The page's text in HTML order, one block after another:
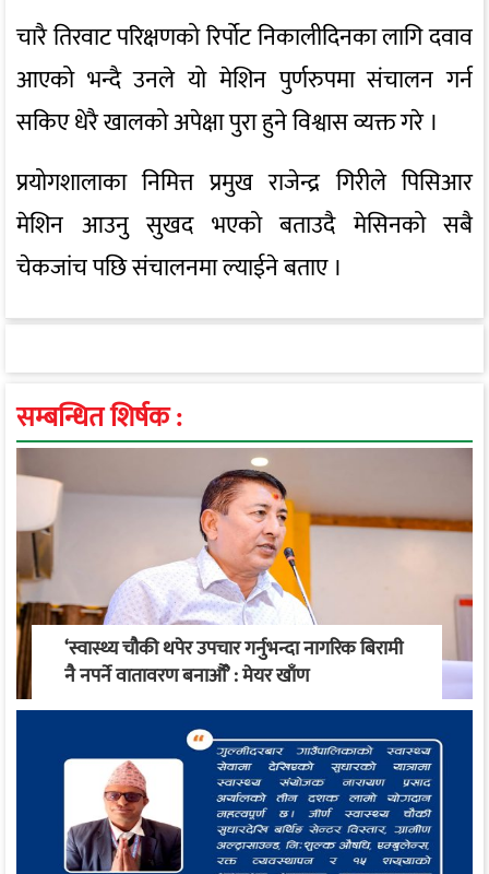
चारै तिरवाट परिक्षणको रिर्पोट निकालीदिनका लागि दवाव
आएको भन्दै उनले यो मेशिन पुर्णरुपमा संचालन गर्न
सकिए धेरै खालको अपेक्षा पुरा हुने विश्वास व्यक्त गरे ।
प्रयोगशालाका निमित्त प्रमुख राजेन्द्र गिरीले पिसिआर
मेशिन आउनु सुखद भएको बताउदै मेसिनको सबै
चेकजांच पछि संचालनमा ल्याईने बताए ।
सम्बन्धित शिर्षक :
‘स्वास्थ्य चौकी थपेर उपचार गर्नुभन्दा नागरिक बिरामी
नै नपर्ने वातावरण बनाऔँ’ : मेयर खाँण